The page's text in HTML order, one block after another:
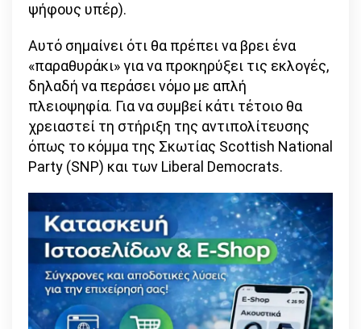
ψήφους υπέρ).
Αυτό σημαίνει ότι θα πρέπει να βρει ένα
«παραθυράκι» για να προκηρύξει τις εκλογές,
δηλαδή να περάσει νόμο με απλή
πλειοψηφία. Για να συμβεί κάτι τέτοιο θα
χρειαστεί τη στήριξη της αντιπολίτευσης
όπως το κόμμα της Σκωτίας Scottish National
Party (SNP) και των Liberal Democrats.